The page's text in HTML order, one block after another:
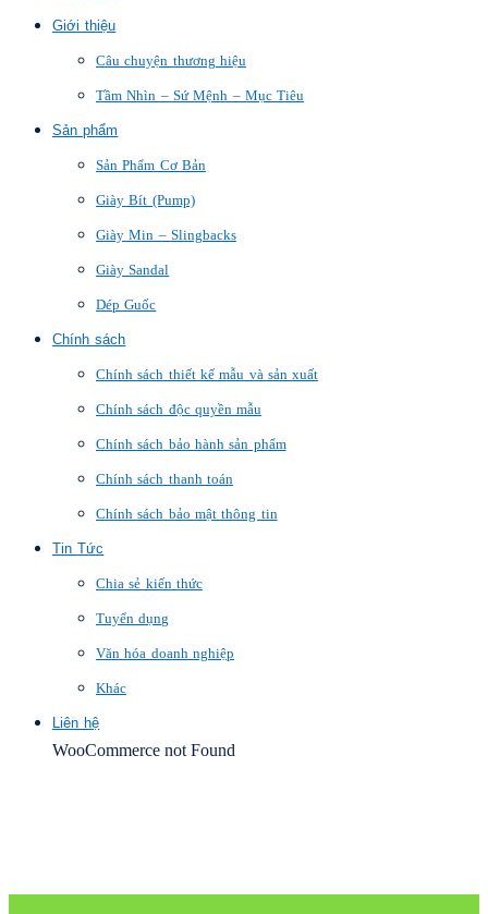
Giới thiệu
Câu chuyện thương hiệu
Tầm Nhìn – Sứ Mệnh – Mục Tiêu
Sản phẩm
Sản Phẩm Cơ Bản
Giày Bít (Pump)
Giày Min – Slingbacks
Giày Sandal
Dép Guốc
Chính sách
Chính sách thiết kế mẫu và sản xuất
Chính sách độc quyền mẫu
Chính sách bảo hành sản phẩm
Chính sách thanh toán
Chính sách bảo mật thông tin
Tin Tức
Chia sẻ kiến thức
Tuyển dụng
Văn hóa doanh nghiệp
Khác
Liên hệ
WooCommerce not Found